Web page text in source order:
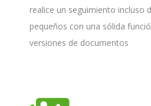
realice un seguimiento incluso
pequeños con una sólida
versiones de documentos